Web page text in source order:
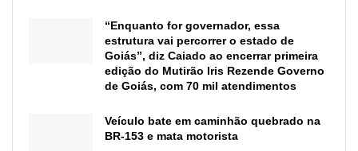
“Enquanto for governador, essa
estrutura vai percorrer o estado de
Goiás”, diz Caiado ao encerrar primeira
edição do Mutirão Iris Rezende Governo
de Goiás, com 70 mil atendimentos
Veículo bate em caminhão quebrado na
BR-153 e mata motorista